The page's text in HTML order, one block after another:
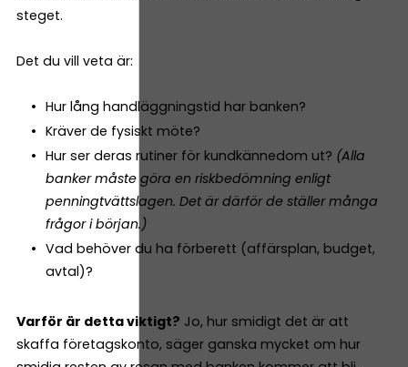
steget.
Det du vill veta är:
Hur lång handläggningstid har banken?
Kräver de fysiskt möte?
Hur ser deras rutiner för kundkännedom ut? (Alla
banker måste göra en riskbedömning enligt
penningtvättslagen. Det är därför de ställer många
frågor i början.)
Vad behöver du ha förberett (affärsplan, budget,
avtal)?
Varför är detta viktigt? Jo, hur smidigt det är att
skaffa företagskonto, säger ganska mycket om hur